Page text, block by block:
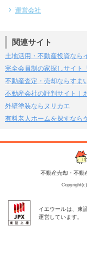
運営会社
関連サイト
土地活用・不動産投資なら
完全会員制の家探しサイト
不動産査定・売却ならすま
不動産会社の評判サイト｜
外壁塗装ならヌリカエ
有料老人ホームを探すなら
不動産売却・不動
イエウールは、東
運営しています。